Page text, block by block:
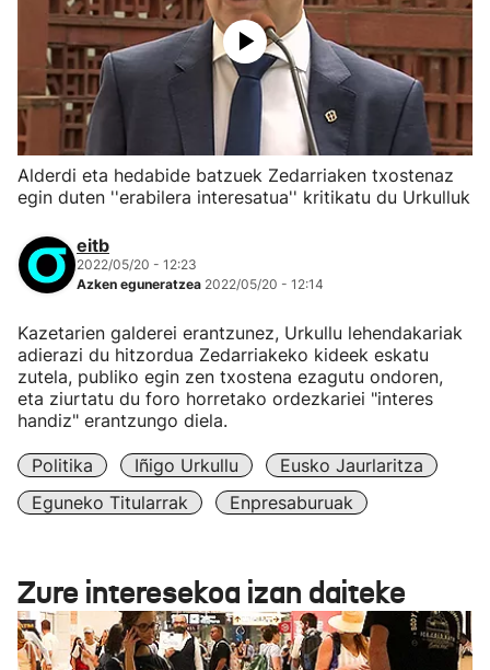
Alderdi eta hedabide batzuek Zedarriaken txostenaz
egin duten ''erabilera interesatua'' kritikatu du Urkulluk
eitb
2022/05/20 - 12:23
Azken eguneratzea 2022/05/20 - 12:14
Kazetarien galderei erantzunez, Urkullu lehendakariak
adierazi du hitzordua Zedarriakeko kideek eskatu
zutela, publiko egin zen txostena ezagutu ondoren,
eta ziurtatu du foro horretako ordezkariei "interes
handiz" erantzungo diela.
Politika Iñigo Urkullu
Eusko Jaurlaritza
Eguneko Titularrak
Enpresaburuak
Zure interesekoa izan daiteke